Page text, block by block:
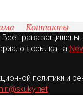
Контакты
Все права защищены.
ссылка на
политики и